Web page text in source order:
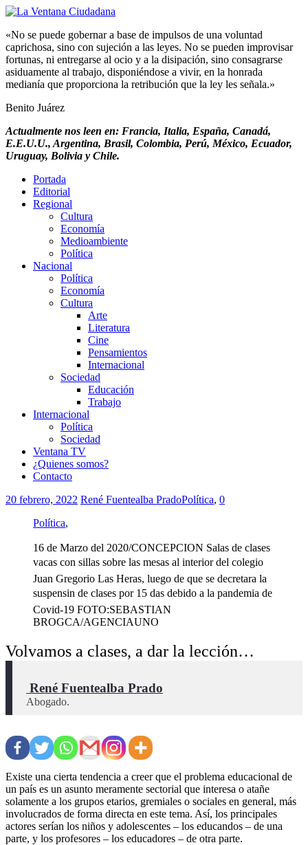
«No se puede gobernar a base de impulsos de una voluntad
caprichosa, sino con sujeción a las leyes. No se pueden improvisar
fortunas, ni entregarse al ocio y a la disipación, sino consagrarse
asiduamente al trabajo, disponiéndose a vivir, en la honrada
medianía que proporciona la retribución que la ley les señala.»
Benito Juárez
Actualmente nos leen en: Francia, Italia, España, Canadá,
E.E.U.U., Argentina, Brasil, Colombia, Perú, México, Ecuador,
Uruguay, Bolivia y Chile.
Portada
Editorial
Regional
Cultura
Economía
Medioambiente
Política
Nacional
Política
Economía
Cultura
Arte
Literatura
Cine
Pensamientos
Internacional
Sociedad
Educación
Trabajo
Internacional
Política
Sociedad
Ventana TV
¿Quienes somos?
Contacto
20 febrero, 2022 René Fuentealba PradoPolítica, 0
Política,
16 de Marzo del 2020/CONCEPCION Salas de clases
vacas con sillas sobre las mesas al interior del colegio
Juan Gregorio Las Heras, luego de que se decretara la
suspensin de clases por 15 das debido a la pandemia de
Covid-19 FOTO:SEBASTIAN
BROGCA/AGENCIAUNO
Volvamos a clases, a dar la lección…
René Fuentealba Prado
Abogado.
Existe una cierta tendencia a creer que el problema educacional de
un país es un asunto meramente sectorial que interesa o atañe
solamente a los grupos etarios, gremiales o sociales en general, más
involucrados de forma directa en este tema. Así, los principales
actores serían los niños y adolescentes – los educandos – de una
parte, y los profesores – los educadores – de otra parte.